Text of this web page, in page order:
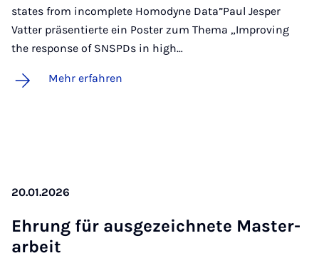
states from incomplete Homodyne Data”Paul Jesper
Vatter präsentierte ein Poster zum Thema „Improving
the response of SNSPDs in high…
Mehr erfahren
20.01.2026
Eh­rung für aus­ge­zeich­ne­te Mas­ter­
a­r­beit